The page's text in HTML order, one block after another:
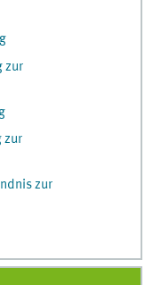
zur
zur
zur